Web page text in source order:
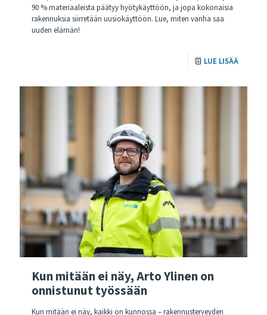
90 % materiaaleista päätyy hyötykäyttöön, ja jopa kokonaisia
rakennuksia siirretään uusiokäyttöön. Lue, miten vanha saa
uuden elämän!
LUE LISÄÄ
Kun mitään ei näy, Arto Ylinen on
onnistunut työssään
Kun mitään ei näy, kaikki on kunnossa – rakennusterveyden